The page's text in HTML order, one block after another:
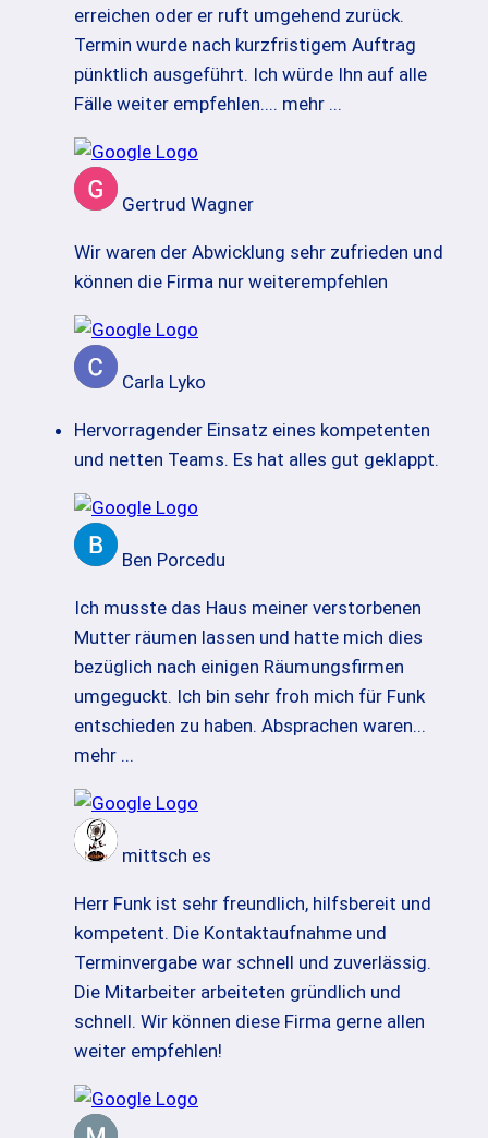
erreichen oder er ruft umgehend zurück.
Termin wurde nach kurzfristigem Auftrag
pünktlich ausgeführt. Ich würde Ihn auf alle
Fälle weiter empfehlen.... mehr ...
Gertrud Wagner
Wir waren der Abwicklung sehr zufrieden und
können die Firma nur weiterempfehlen
Carla Lyko
Hervorragender Einsatz eines kompetenten
und netten Teams. Es hat alles gut geklappt.
Ben Porcedu
Ich musste das Haus meiner verstorbenen
Mutter räumen lassen und hatte mich dies
bezüglich nach einigen Räumungsfirmen
umgeguckt. Ich bin sehr froh mich für Funk
entschieden zu haben. Absprachen waren...
mehr ...
mittsch es
Herr Funk ist sehr freundlich, hilfsbereit und
kompetent. Die Kontaktaufnahme und
Terminvergabe war schnell und zuverlässig.
Die Mitarbeiter arbeiteten gründlich und
schnell. Wir können diese Firma gerne allen
weiter empfehlen!